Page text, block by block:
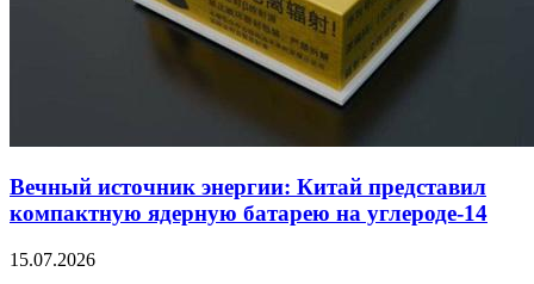
Вечный источник энергии: Китай представил
компактную ядерную батарею на углероде-14
15.07.2026